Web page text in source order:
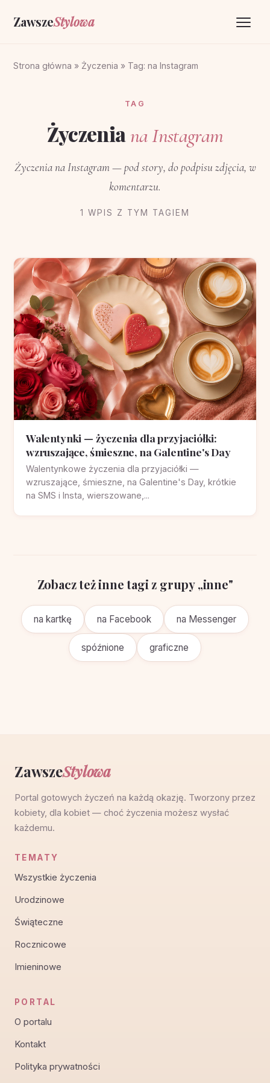
ZawszeStylowa
Kontakt
Strona główna » Życzenia » Tag: na Instagram
TAG
Życzeniana Instagram
Życzenia na Instagram — pod story, do podpisu zdjęcia, w
komentarzu.
1 WPIS Z TYM TAGIEM
Walentynki — życzenia dla przyjaciółki:
wzruszające, śmieszne, na Galentine's Day
Walentynkowe życzenia dla przyjaciółki —
wzruszające, śmieszne, na Galentine's Day, krótkie
na SMS i Insta, wierszowane,...
Zobacz też inne tagi z grupy „inne"
na kartkę na Facebook na Messenger
spóźnione graficzne
ZawszeStylowa
Portal gotowych życzeń na każdą okazję. Tworzony przez
kobiety, dla kobiet — choć życzenia możesz wysłać
każdemu.
TEMATY
Wszystkie życzenia
Urodzinowe
Świąteczne
Rocznicowe
Imieninowe
PORTAL
O portalu
Kontakt
Polityka prywatności